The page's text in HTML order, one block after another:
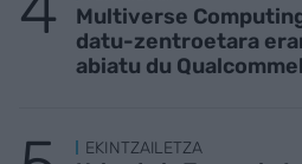
Multiverse
datu-zentroetara
abiatu du
EKINTZAILETZA